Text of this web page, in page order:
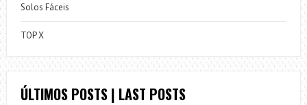
Solos Fáceis
TOP X
ÚLTIMOS POSTS | LAST POSTS